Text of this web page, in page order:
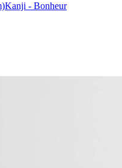
Kanji - Bonheur